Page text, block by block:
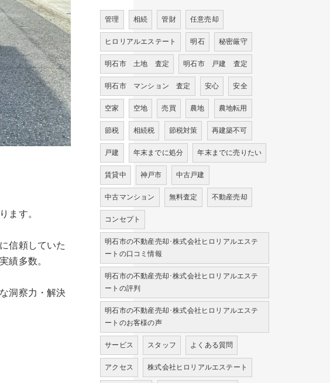
ます。
信頼していた
多数。
洞察力・解決
管理 相続 管財
任意売却
ヒロリアルエステート
明石
秘密厳守
明石市 土地 査定
明石市 戸建 査定
明石市 マンション 査定
安心
安全
空家
空地 売買 農地
農地転用
節税
相続税 節税対策
再建築不可
戸建
年末までに処分
年末までに売りたい
賃貸中
神戸市
中古戸建
中古マンション
無料査定
不動産売却
コンセプト
明石市の不動産売却･株式会社ヒロリアルエステ
ートの口コミ情報
明石市の不動産売却･株式会社ヒロリアルエステ
ートの評判
明石市の不動産売却･株式会社ヒロリアルエステ
ートのお客様の声
サービス
スタッフ
よくある質問
アクセス
株式会社ヒロリアルエステート